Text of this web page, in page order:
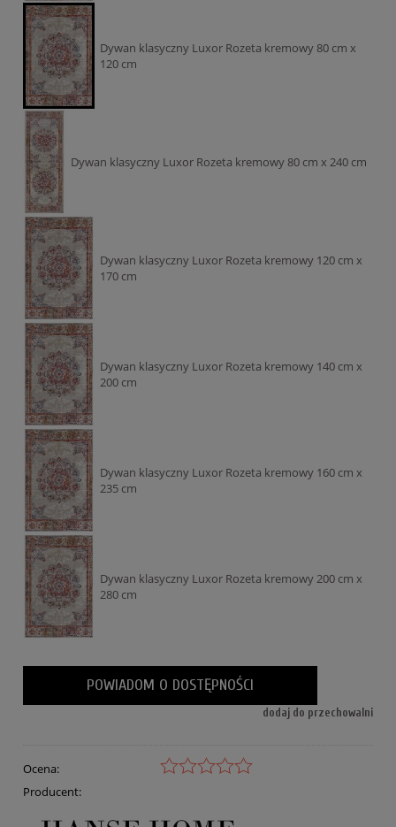
Dywan klasyczny Luxor Rozeta kremowy 80 cm x
120 cm
Dywan klasyczny Luxor Rozeta kremowy 80 cm x 240 cm
Dywan klasyczny Luxor Rozeta kremowy 120 cm x
170 cm
Dywan klasyczny Luxor Rozeta kremowy 140 cm x
200 cm
Dywan klasyczny Luxor Rozeta kremowy 160 cm x
235 cm
Dywan klasyczny Luxor Rozeta kremowy 200 cm x
280 cm
POWIADOM O DOSTĘPNOŚCI
dodaj do przechowalni
Ocena:
Producent: